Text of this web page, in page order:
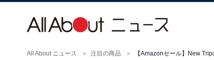
All About ニュース 注目の商品 【Amazonセール】New